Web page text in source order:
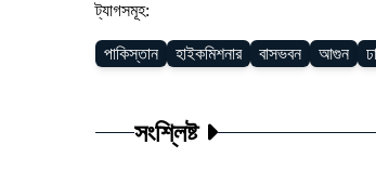
ট্যাগসমূহ:
পাকিস্তান হাইকমিশনার বাসভবন আগুন
সংশ্লিষ্ট